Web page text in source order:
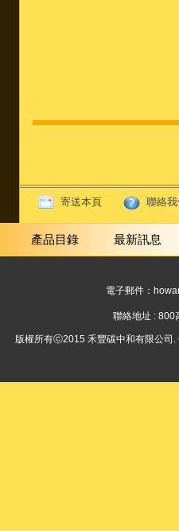
寄送本頁 聯絡
產品目錄 最新訊息
電子郵件：
聯絡地址 : 800
版權所有ⓒ2015 禾豐碳中和有限公司